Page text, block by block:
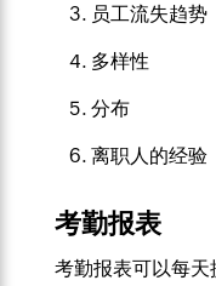
员工流失趋势
多样性
分布
离职人的经验
考勤报表
考勤报表可以每